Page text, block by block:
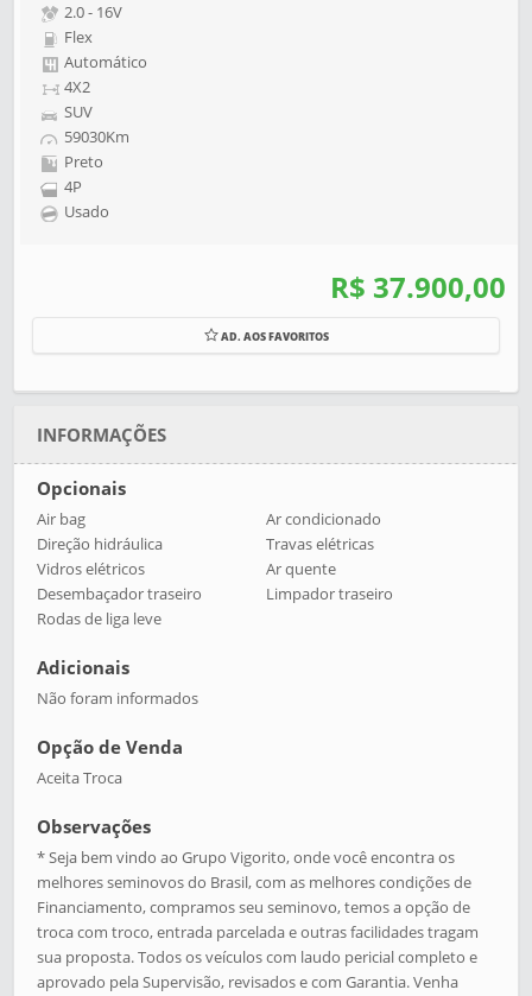
2.0 - 16V
Flex
Automático
4X2
SUV
59030Km
Preto
4P
Usado
R$ 37.900,00
AD. AOS FAVORITOS
INFORMAÇÕES
Opcionais
Air bag
Ar condicionado
Direção hidráulica
Travas elétricas
Vidros elétricos
Ar quente
Desembaçador traseiro
Limpador traseiro
Rodas de liga leve
Adicionais
Não foram informados
Opção de Venda
Aceita Troca
Observações
* Seja bem vindo ao Grupo Vigorito, onde você encontra os
melhores seminovos do Brasil, com as melhores condições de
Financiamento, compramos seu seminovo, temos a opção de
troca com troco, entrada parcelada e outras facilidades tragam
sua proposta. Todos os veículos com laudo pericial completo e
aprovado pela Supervisão, revisados e com Garantia. Venha